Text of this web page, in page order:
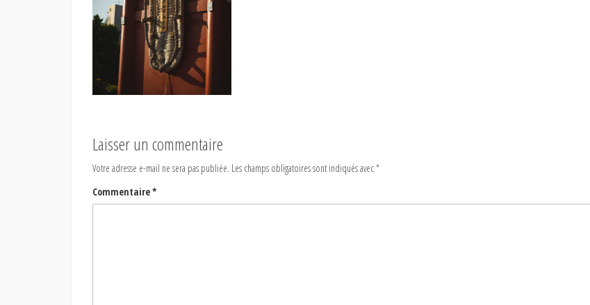
Laisser un commentaire
Votre adresse e-mail ne sera pas publiée. Les champs obligatoires sont indiqués avec*
Commentaire*